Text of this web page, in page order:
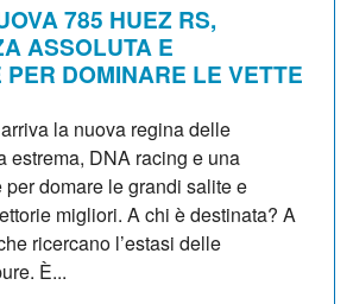
785 HUEZ RS,
ASSOLUTA E
PER DOMINARE LE VETTE
la nuova regina delle
estrema, DNA racing e una
domare le grandi salite e
migliori. A chi è destinata? A
ricercano l’estasi delle
È...